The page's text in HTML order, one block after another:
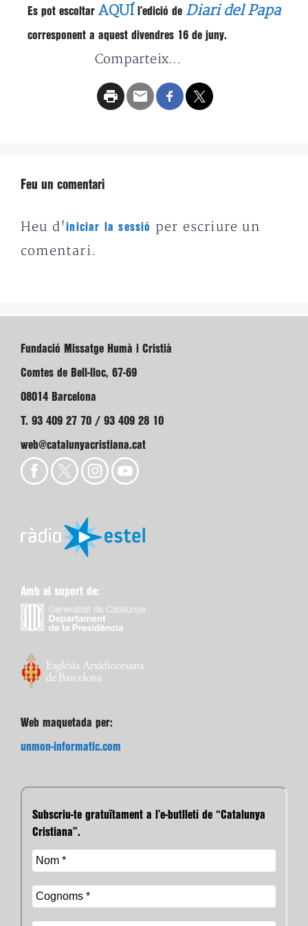
Es pot escoltar AQUÍ l’edició de Diari del Papa
corresponent a aquest divendres 16 de juny.
Comparteix...
Feu un comentari
Heu d'iniciar la sessió
per escriure un
comentari.
Fundació Missatge Humà i Cristià
Comtes de Bell-lloc, 67-69
08014 Barcelona
T. 93 409 27 70 / 93 409 28 10
web@catalunyacristiana.cat
Amb el suport de:
Web maquetada per:
unmon-informatic.com
Subscriu-te gratuïtament a l’e-butlletí de “Catalunya
Cristiana”.